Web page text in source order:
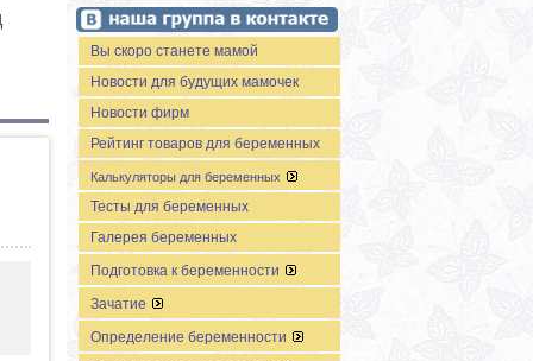
Вы скоро станете мамой
Новости для будущих мамочек
Новости фирм
Рейтинг товаров для беременных
Калькуляторы для беременных
Тесты для беременных
Галерея беременных
Подготовка к беременности
Зачатие
Определение беременности